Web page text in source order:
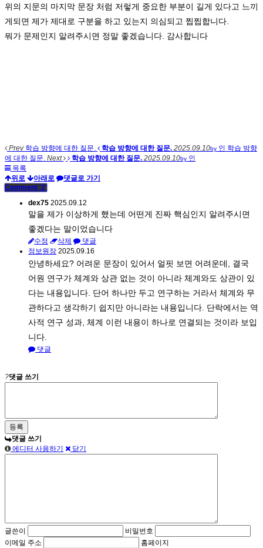
위의 지문의 마지막 문장 처럼 저렇게 중요한 부분이 길게 있다고 느끼
게되면 제가 제대로 구분을 하고 있는지 의심되고 찝찝합니다.
뭐가 문제인지 알려주시면 정말 좋겠습니다. 감사합니다
Prev학습 방향에 대한 질문. 학습 방향에 대한 질문. 2025.09.10by 인 학습 방향
에 대한 질문. Next 학습 방향에 대한 질문. 2025.09.10by 인
목록
위로
아래로
댓글로 가기
Comment '2'
dex75 2025.09.12
말을 제가 이상하게 했는데 어떤게 진짜 핵심인지 알려주시면
좋겠다는 말이었습니다
수정 삭제
댓글
정보원장 2025.09.16
안녕하세요? 어려운 문장이 있어서 얼핏 보면 어려운데, 결국
어원 연구가 체계와 상관 없는 것이 아니라 체계와도 상관이 있
다는 내용입니다. 단어 하나만 두고 연구하는 거라서 체계와 무
관하다고 생각하기 쉽지만 아니라는 내용입니다. 단락에서는 역
사적 연구 성과, 체계 이런 내용이 하나로 연결되는 것이라 보입
니다.
댓글
?댓글 쓰기
댓글 쓰기
에디터 사용하기
닫기
글쓴이
비밀번호
이메일 주소
홈페이지